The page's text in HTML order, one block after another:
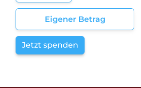
Eigener Betrag
Jetzt spenden